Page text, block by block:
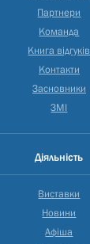
Партнери
Команда
Книга відгуків
Контакти
Засновники
ЗМІ
Діяльність
Виставки
Новини
Афіша